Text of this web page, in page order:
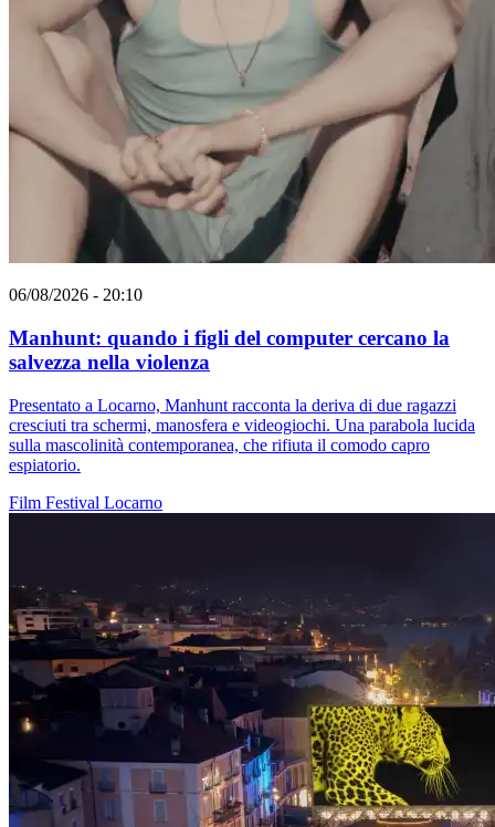
06/08/2026 - 20:10
Manhunt: quando i figli del computer cercano la
salvezza nella violenza
Presentato a Locarno, Manhunt racconta la deriva di due ragazzi
cresciuti tra schermi, manosfera e videogiochi. Una parabola lucida
sulla mascolinità contemporanea, che rifiuta il comodo capro
espiatorio.
Film Festival Locarno